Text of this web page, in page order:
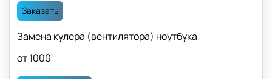
Заказать
Замена кулера (вентилятора) ноутбука
от 1000